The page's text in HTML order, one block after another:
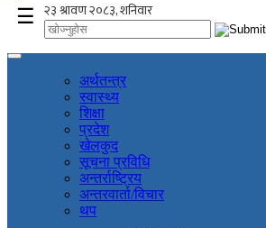
☰
अर्थतन्त्र
स्वास्थ्य
शिक्षा
प्रदेश
खेलकुद
सूचना प्रविधि
अन्तर्राष्ट्रिय
अन्तरवार्ता/विचार
थप